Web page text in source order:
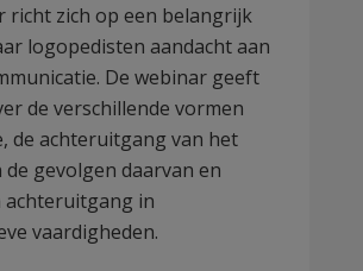
richt zich op een belangrijk
logopedisten aandacht aan
De webinar geeft
de verschillende vormen
de achteruitgang van het
de gevolgen daarvan en
achteruitgang in
vaardigheden.